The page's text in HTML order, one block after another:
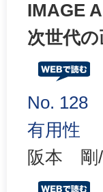
IMAGE
次世代
No. 128
有用性
阪本 剛/